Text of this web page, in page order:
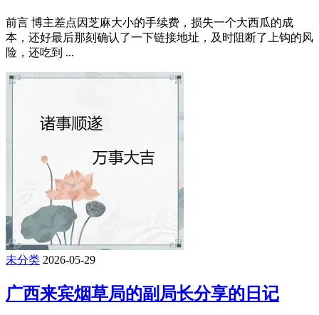
前言 博主差点因芝麻大小的手续费，损失一个大西瓜的成
本，还好最后那刻确认了一下链接地址，及时阻断了上钩的风
险，还吃到 ...
未分类 2026-05-29
广西来宾烟草局的副局长分享的日记